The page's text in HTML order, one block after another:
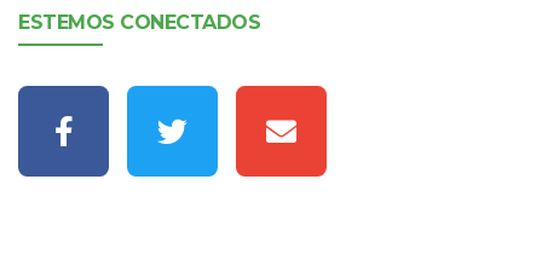
ESTEMOS CONECTADOS